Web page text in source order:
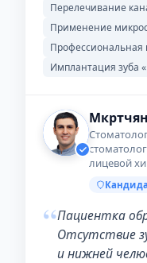
Перелечивание
Применение
Профессиональная
Имплантация зуба
лицевой
“Пациентка
Отсутствие
и нижней